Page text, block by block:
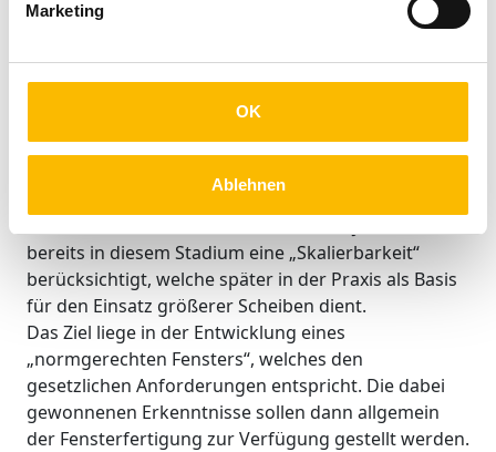
Marketing
OK
Ablehnen
Innovationen aus unserer Branche präsentieren, so
Sebastian Koch.
Das Vorhaben ist zunächst bewusst auf kleine
Scheibendimensionen beschränkt, damit eine
vernünftige und erreichbare Realisierung im
bereits in diesem Stadium eine „Skalierbarkeit“
berücksichtigt, welche später in der Praxis als Basis
für den Einsatz größerer Scheiben dient.
Das Ziel liege in der Entwicklung eines
„normgerechten Fensters“, welches den
gesetzlichen Anforderungen entspricht. Die dabei
gewonnenen Erkenntnisse sollen dann allgemein
der Fensterfertigung zur Verfügung gestellt werden.